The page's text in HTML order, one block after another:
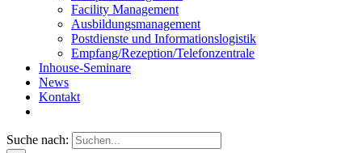
Facility Management
Ausbildungsmanagement
Postdienste und Informationslogistik
Empfang/Rezeption/Telefonzentrale
Inhouse-Seminare
News
Kontakt
Suche nach: